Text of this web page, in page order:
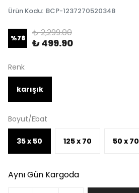
Ürün Kodu: BCP-1237270520348
%78 ₺ 2,299.00
₺ 499.90
Renk
karışık
Boyut/Ebat
35 x 50 125 x 70 50 x 70
Aynı Gün Kargoda